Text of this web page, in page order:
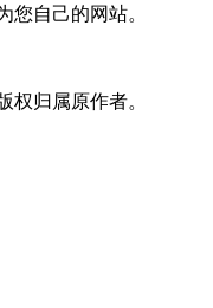
您自己的网站。
权归属原作者。